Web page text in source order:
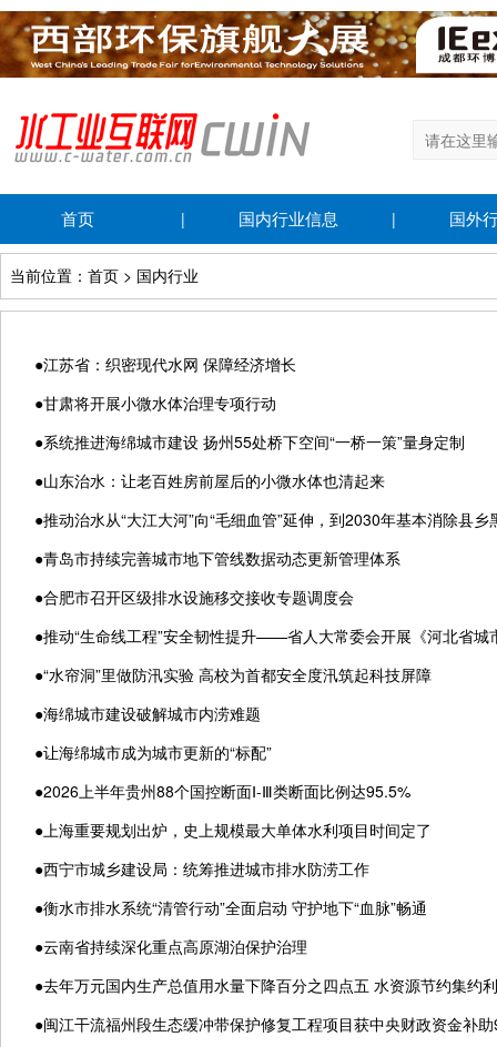
首页 | 国内行业信息 | 国外
当前位置：首页 > 国内行业
●江苏省：织密现代水网 保障经济增长
●甘肃将开展小微水体治理专项行动
●系统推进海绵城市建设 扬州55处桥下空间“一桥一策”量身定制
●山东治水：让老百姓房前屋后的小微水体也清起来
●推动治水从“大江大河”向“毛细血管”延伸，到2030年基本消除县乡
●青岛市持续完善城市地下管线数据动态更新管理体系
●合肥市召开区级排水设施移交接收专题调度会
●推动“生命线工程”安全韧性提升——省人大常委会开展《河北省城
●“水帘洞”里做防汛实验 高校为首都安全度汛筑起科技屏障
●海绵城市建设破解城市内涝难题
●让海绵城市成为城市更新的“标配”
●2026上半年贵州88个国控断面Ⅰ-Ⅲ类断面比例达95.5%
●上海重要规划出炉，史上规模最大单体水利项目时间定了
●西宁市城乡建设局：统筹推进城市排水防涝工作
●衡水市排水系统“清管行动”全面启动 守护地下“血脉”畅通
●云南省持续深化重点高原湖泊保护治理
●去年万元国内生产总值用水量下降百分之四点五 水资源节约集约
●闽江干流福州段生态缓冲带保护修复工程项目获中央财政资金补